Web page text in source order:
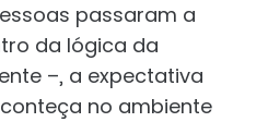
passaram a
da lógica da
–, a expectativa
no ambiente